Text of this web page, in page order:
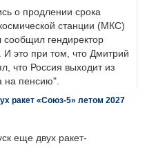
о продлении срока
станции (МКС)
гендиректор
это при том, что Дмитрий
что Россия выходит из
на пенсию".
ракет «Союз-5» летом 2027
еще двух ракет-